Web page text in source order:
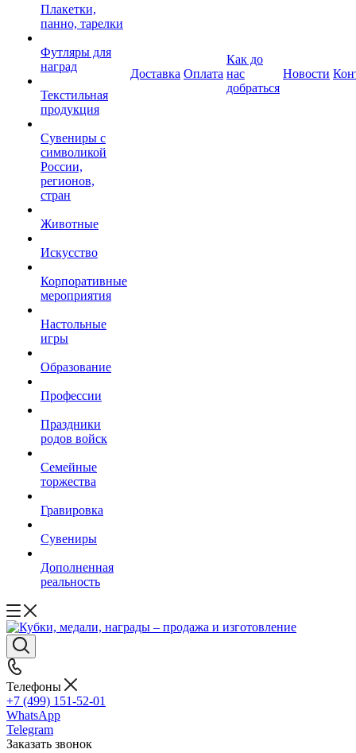
Плакетки,
панно, тарелки
Футляры для
наград
Текстильная
продукция
Сувениры с
символикой
России,
регионов,
стран
Животные
Искусство
Корпоративные
мероприятия
Настольные
игры
Образование
Профессии
Праздники
родов войск
Семейные
торжества
Гравировка
Сувениры
Дополненная
реальность
Доставка Оплата
Как до
нас
добраться
Новости
Телефоны
+7 (499) 151-52-01
WhatsApp
Telegram
Заказать звонок